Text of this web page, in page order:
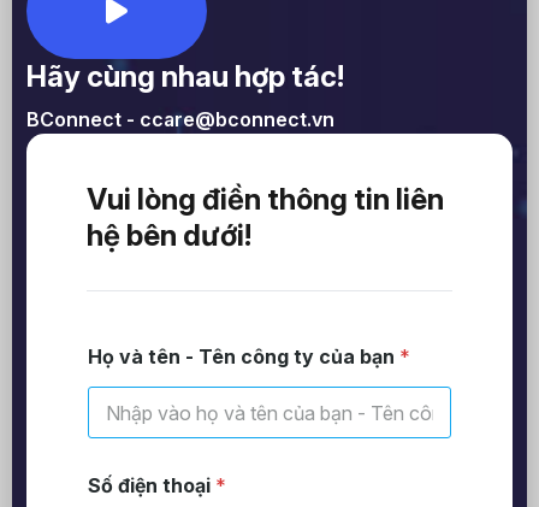
Hãy cùng nhau hợp tác!
BConnect - ccare@bconnect.vn
Vui lòng điền thông tin liên
hệ bên dưới!
Họ và tên - Tên công ty của bạn *
Số điện thoại *